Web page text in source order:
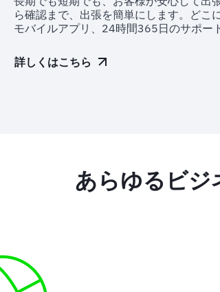
ら確認まで、出張を簡単にします。どこ
モバイルアプリ、24時間365日のサポー
詳しくはこちら
あらゆるビジ